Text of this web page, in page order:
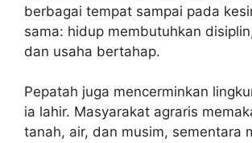
berbagai tempat sampai pada
sama: hidup membutuhkan
dan usaha bertahap.
Pepatah juga mencerminkan
ia lahir. Masyarakat agraris
tanah, air, dan musim, sementara